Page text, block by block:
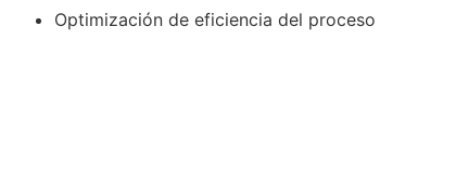
Optimización de eficiencia del proceso